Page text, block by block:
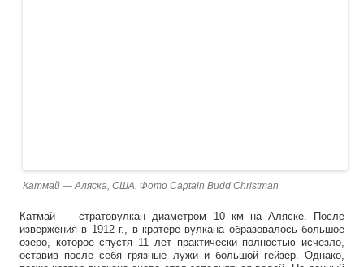
Катмай — Аляска, США. Фото Captain Budd Christman
Катмай — стратовулкан диаметром 10 км на Аляске. После
извержения в 1912 г., в кратере вулкана образовалось большое
озеро, которое спустя 11 лет практически полностью исчезло,
оставив после себя грязные лужи и большой гейзер. Однако,